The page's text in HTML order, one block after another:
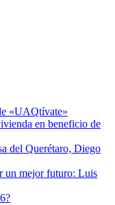
«UAQtívate»
en beneficio de
del Querétaro, Diego
un mejor futuro: Luis